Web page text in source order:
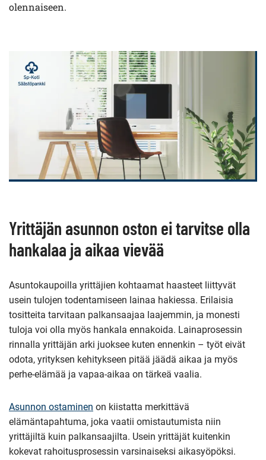
olennaiseen.
Yrittäjän asunnon oston ei tarvitse olla
hankalaa ja aikaa vievää
Asuntokaupoilla yrittäjien kohtaamat haasteet liittyvät
usein tulojen todentamiseen lainaa hakiessa. Erilaisia
tositteita tarvitaan palkansaajaa laajemmin, ja monesti
tuloja voi olla myös hankala ennakoida. Lainaprosessin
rinnalla yrittäjän arki juoksee kuten ennenkin – työt eivät
odota, yrityksen kehitykseen pitää jäädä aikaa ja myös
perhe-elämää ja vapaa-aikaa on tärkeä vaalia.
Asunnon ostaminen on kiistatta merkittävä
elämäntapahtuma, joka vaatii omistautumista niin
yrittäjiltä kuin palkansaajilta. Usein yrittäjät kuitenkin
kokevat rahoitusprosessin varsinaiseksi aikasyöpöksi.